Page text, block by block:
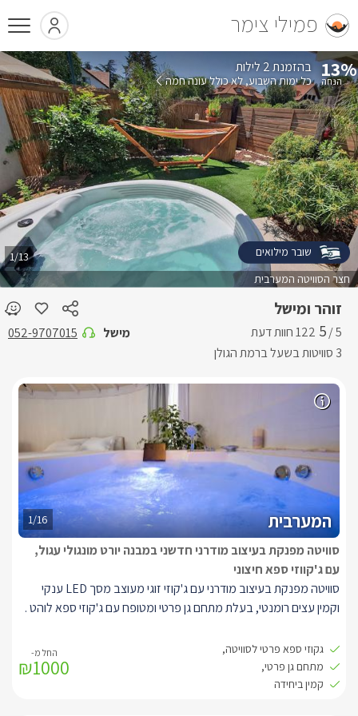
פמילי צימר
זוהר ומישל
5 /
5
3 סוויטות בשעל ברמת הגולן
מישל 052-9707015
חצר הסוויטה המערבית
1/13
13% בהזמנת 2 לילות
כל ימות השבוע לא כולל עונה חמה
שובר מילואים
1/16 המערבית
סוויטה מפנקת בעיצוב מודרני חדשני במבנה יורט מונגולי עגול,
עם ג'קווזי ספא חיצוני
סוויטה מפנקת בעיצוב מודרני עם ג'קוזי זוגי מעוצב מסך LED ענקי
וקמין עצים רומנטי, בעלת מתחם גן פרטי ומטופח עם ג'קוזי ספא לוהט .
היורט מעוצב בצבעים שקטים של לבן ואפור מואר בתאורה נעימה צורת
המבנה עגולה עם תקרה גבוהה מאד כך שנוצר חלל פתוח, גדול ומרווח
בעל אנרגיה טובה ונעימה, בסוויטה יהנו האורחים ממיטה זוגית גדול
גקוזי ספא פרטי לסוויטה,
מתחם גן פרטי,
קמין ביחידה
₪1000